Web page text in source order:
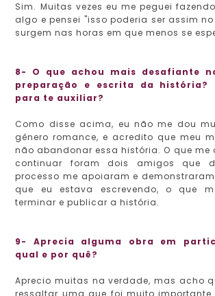
Sim. Muitas vezes eu me peguei
algo e pensei "isso poderia ser assim
surgem nas horas em que menos se
8- O que achou mais desafiante
preparação e escrita da história?
para te auxiliar?
Como disse acima, eu não me dou
gênero romance, e acredito que meu
não abandonar essa história. O que me
continuar foram dois amigos que
processo me apoiaram e
que eu estava escrevendo, o que
terminar e publicar a história.
9- Aprecia alguma obra em
qual e por quê?
Aprecio muitas na verdade, mas acho